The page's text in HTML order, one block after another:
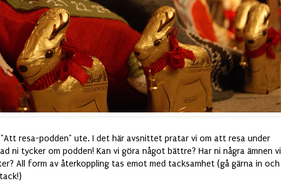
resa-podden" ute. I det här avsnittet pratar vi om att resa under
ni tycker om podden! Kan vi göra något bättre? Har ni några ämnen vi
All form av återkoppling tas emot med tacksamhet (gå gärna in och